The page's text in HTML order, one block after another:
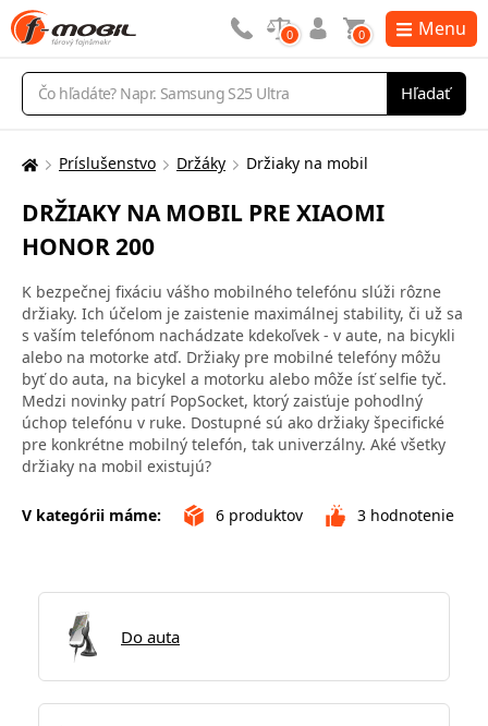
Vyhľadávanie
Hľadať
0 0 Menu
Tu
nachádzate:
Príslušenstvo Držáky Držiaky na mobil
DRŽIAKY NA MOBIL PRE XIAOMI
HONOR 200
K bezpečnej fixáciu vášho mobilného telefónu slúži rôzne
držiaky. Ich účelom je zaistenie maximálnej stability, či už sa
s vaším telefónom nachádzate kdekoľvek - v aute, na bicykli
alebo na motorke atď. Držiaky pre mobilné telefóny môžu
byť do auta, na bicykel a motorku alebo môže ísť selfie tyč.
Medzi novinky patrí PopSocket, ktorý zaisťuje pohodlný
úchop telefónu v ruke. Dostupné sú ako držiaky špecifické
pre konkrétne mobilný telefón, tak univerzálny. Aké všetky
držiaky na mobil existujú?
V kategórii máme: 6 produktov 3 hodnotenie
Do auta